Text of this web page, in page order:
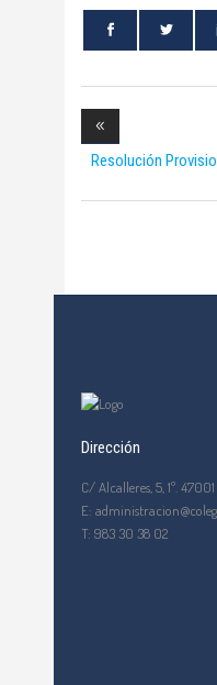
Resolución Provisio
Dirección
C/ Alcalleres, 5, 1º.
E:
T: 983 30 38 02